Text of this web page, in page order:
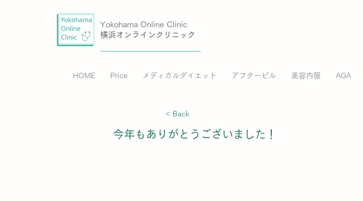
Yokohama Online Clinic
横浜オンラインクリニック
HOME Price メディカルダイエット アフターピル 美容内服 AGA
< Back
今年もありがとうございました！